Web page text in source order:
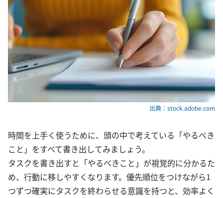
出典：stock.adobe.com
時間を上手く使うために、頭の中で考えている「やるべき
こと」をすべて書き出してみましょう。
タスクを書き出すと「やるべきこと」が視覚的に分かるた
め、行動に移しやすくなります。優先順位をつけながら1
つずつ確実にタスクを終わらせる意識を持つと、効率よく